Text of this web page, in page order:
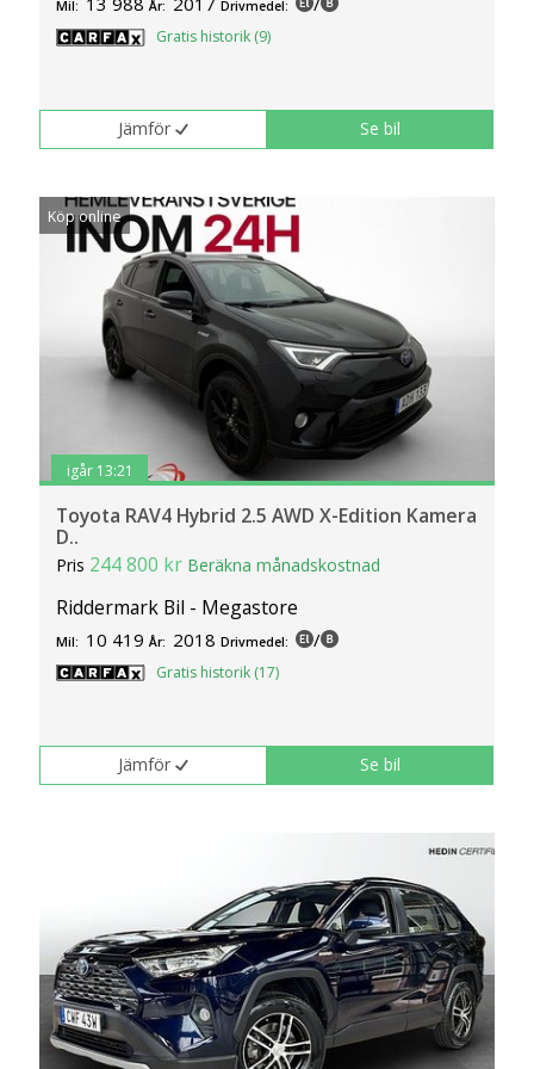
klickar du på Anpassa. Du kan alltid ändra dina
inställningar för cookies.
Mil: År: Drivmedel:
Gratis historik (9)
Jämför Se bil
Köp online
igår 13:21
Toyota RAV4 Hybrid 2.5 AWD X-Edition Kamera
D..
Pris 244 800 kr Beräkna månadskostnad
Riddermark Bil - Megastore
Mil: 10 419 År: 2018 Drivmedel: /
Gratis historik (17)
Jämför Se bil